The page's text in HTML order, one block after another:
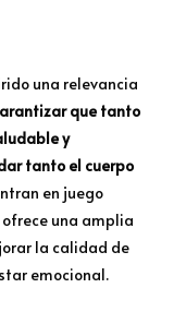
una relevancia
que tanto
y
tanto el cuerpo
en juego
ofrece una amplia
la calidad de
emocional.